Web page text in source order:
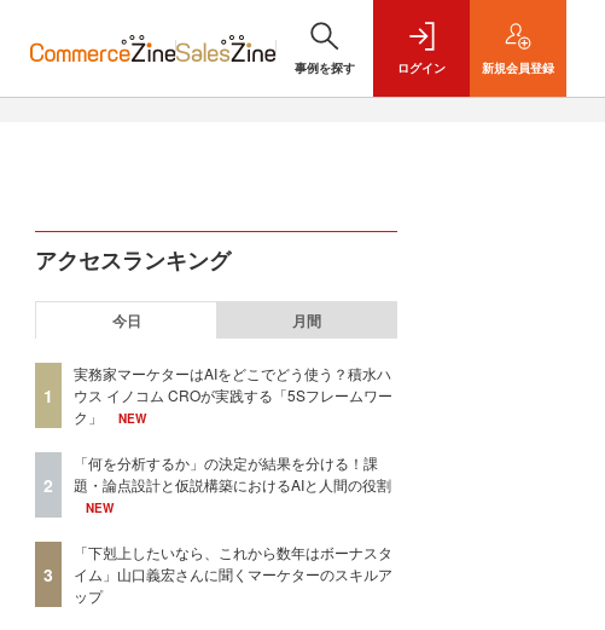
事例を探す ログイン 新規会員登録
アクセスランキング
今日 月間
1
実務家マーケターはAIをどこでどう使う？積水ハ
ウス イノコム CROが実践する「5Sフレームワー
ク」
NEW
2
「何を分析するか」の決定が結果を分ける！課
題・論点設計と仮説構築におけるAIと人間の役割
NEW
3
「下剋上したいなら、これから数年はボーナスタ
イム」山口義宏さんに聞くマーケターのスキルア
ップ